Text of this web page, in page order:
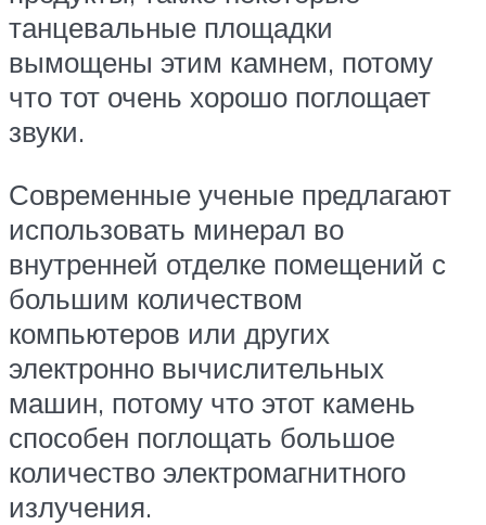
танцевальные площадки
вымощены этим камнем, потому
что тот очень хорошо поглощает
звуки.
Современные ученые предлагают
использовать минерал во
внутренней отделке помещений с
большим количеством
компьютеров или других
электронно вычислительных
машин, потому что этот камень
способен поглощать большое
количество электромагнитного
излучения.